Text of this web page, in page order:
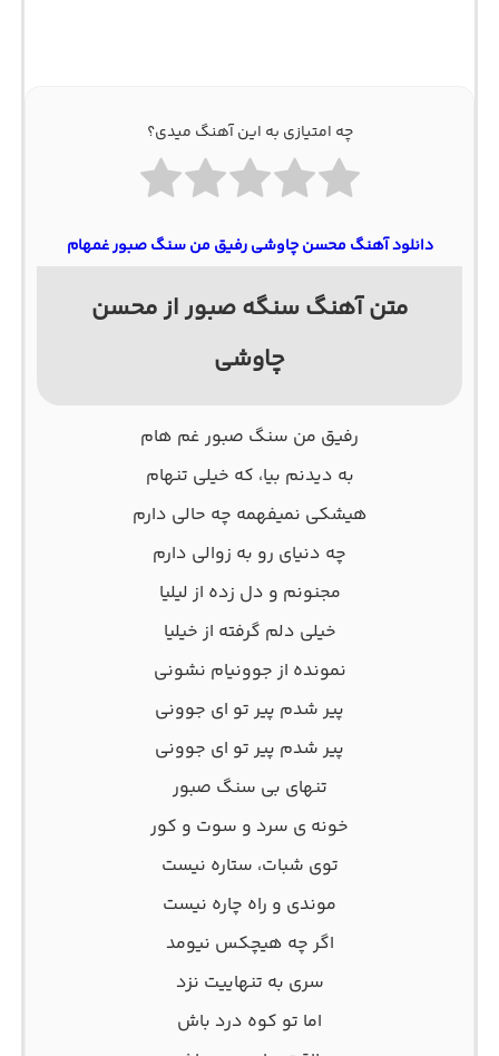
چه امتیازی به این آهنگ میدی؟
دانلود آهنگ محسن چاوشی رفیق من سنگ صبور غمهام
متن آهنگ سنگه صبور از محسن
چاوشی
رفیق من سنگ صبور غم هام
به دیدنم بیا، که خیلی تنهام
هیشکی نمیفهمه چه حالی دارم
چه دنیای رو به زوالی دارم
مجنونم و دل زده از لیلیا
خیلی دلم گرفته از خیلیا
نمونده از جوونیام نشونی
پیر شدم پیر تو ای جوونی
پیر شدم پیر تو ای جوونی
تنهای بی سنگ صبور
خونه ی سرد و سوت و کور
توی شبات، ستاره نیست
موندی و راه چاره نیست
اگر چه هیچکس نیومد
سری به تنهاییت نزد
اما تو کوه درد باش